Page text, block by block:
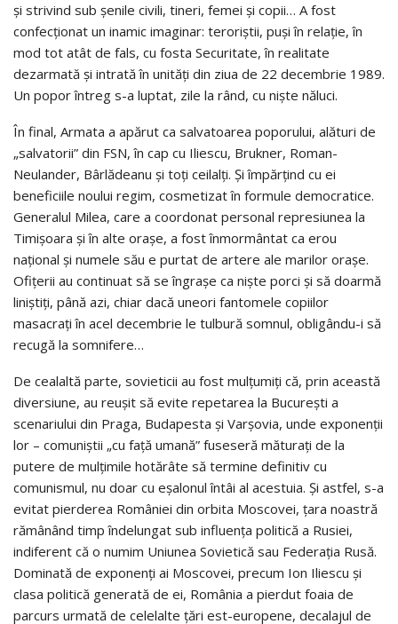
şi strivind sub şenile civili, tineri, femei şi copii… A fost
confecţionat un inamic imaginar: teroriştii, puşi în relaţie, în
mod tot atât de fals, cu fosta Securitate, în realitate
dezarmată şi intrată în unităţi din ziua de 22 decembrie 1989.
Un popor întreg s-a luptat, zile la rând, cu nişte năluci.
În final, Armata a apărut ca salvatoarea poporului, alături de
„salvatorii” din FSN, în cap cu Iliescu, Brukner, Roman-
Neulander, Bârlădeanu şi toţi ceilalţi. Şi împărţind cu ei
beneficiile noului regim, cosmetizat în formule democratice.
Generalul Milea, care a coordonat personal represiunea la
Timişoara şi în alte oraşe, a fost înmormântat ca erou
naţional şi numele său e purtat de artere ale marilor oraşe.
Ofiţerii au continuat să se îngraşe ca nişte porci şi să doarmă
liniştiţi, până azi, chiar dacă uneori fantomele copiilor
masacraţi în acel decembrie le tulbură somnul, obligându-i să
recugă la somnifere…
De cealaltă parte, sovieticii au fost mulţumiţi că, prin această
diversiune, au reuşit să evite repetarea la Bucureşti a
scenariului din Praga, Budapesta şi Varşovia, unde exponenţii
lor – comuniştii „cu faţă umană” fuseseră măturaţi de la
putere de mulţimile hotărâte să termine definitiv cu
comunismul, nu doar cu eşalonul întâi al acestuia. Şi astfel, s-a
evitat pierderea României din orbita Moscovei, ţara noastră
rămânând timp îndelungat sub influenţa politică a Rusiei,
indiferent că o numim Uniunea Sovietică sau Federaţia Rusă.
Dominată de exponenţi ai Moscovei, precum Ion Iliescu şi
clasa politică generată de ei, România a pierdut foaia de
parcurs urmată de celelalte ţări est-europene, decalajul de